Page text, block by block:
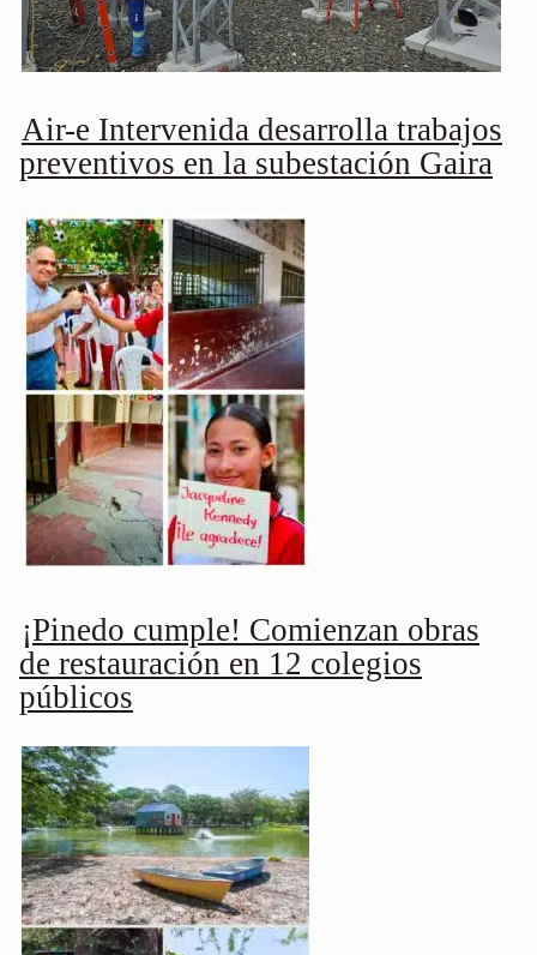
Air-e Intervenida desarrolla trabajos
preventivos en la subestación Gaira
¡Pinedo cumple! Comienzan obras
de restauración en 12 colegios
públicos